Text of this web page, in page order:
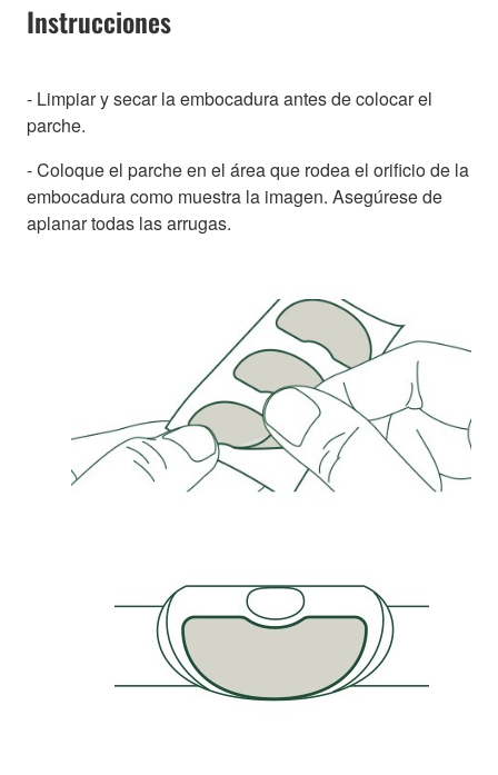
Instrucciones
- Limpiar y secar la embocadura antes de colocar el
parche.
- Coloque el parche en el área que rodea el orificio de la
embocadura como muestra la imagen. Asegúrese de
aplanar todas las arrugas.